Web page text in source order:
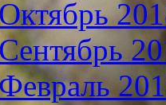
Октябрь
Сентябрь
Февраль